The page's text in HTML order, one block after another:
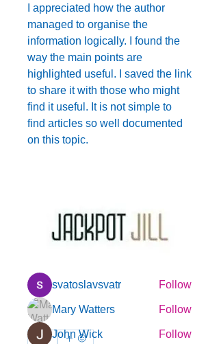
I appreciated how the author
managed to organise the
information logically. I found the
way the main points are
highlighted useful. I saved the link
to share it with those who might
find it useful. It is not simple to
find articles so well documented
on this topic.
0
Read more
svatoslavsvatr Follow
Mary Watters Follow
John Wick Follow